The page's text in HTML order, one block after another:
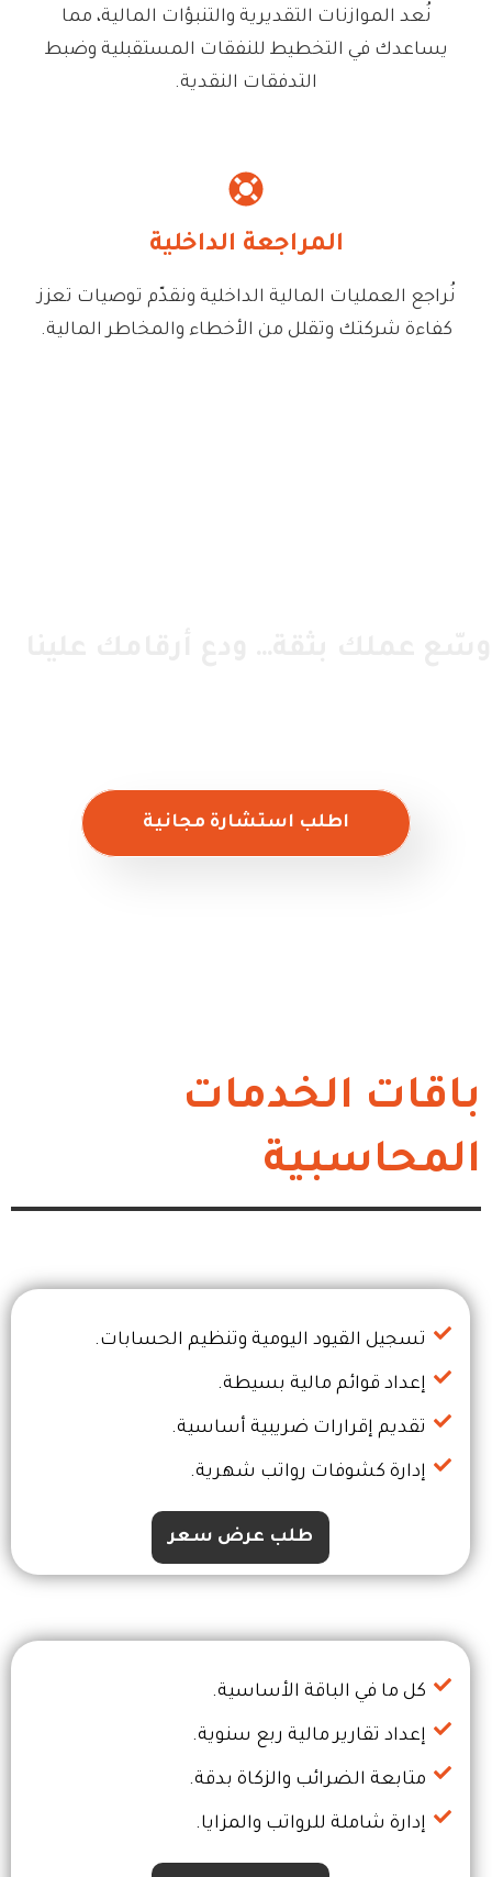
نُعد الموازنات التقديرية والتنبؤات المالية، مما
يساعدك في التخطيط للنفقات المستقبلية وضبط
التدفقات النقدية.
المراجعة الداخلية
نُراجع العمليات المالية الداخلية ونقدّم توصيات تعزز
كفاءة شركتك وتقلل من الأخطاء والمخاطر المالية.
اطلب استشارة مجانية
باقات الخدمات
المحاسبية
تسجيل القيود اليومية وتنظيم الحسابات.
إعداد قوائم مالية بسيطة.
تقديم إقرارات ضريبية أساسية.
إدارة كشوفات رواتب شهرية.
طلب عرض سعر
كل ما في الباقة الأساسية.
إعداد تقارير مالية ربع سنوية.
متابعة الضرائب والزكاة بدقة.
إدارة شاملة للرواتب والمزايا.